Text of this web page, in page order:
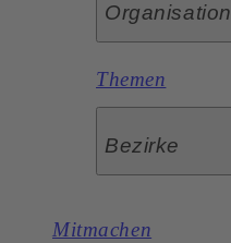
Organisation
Themen
Bezirke
Mitmachen